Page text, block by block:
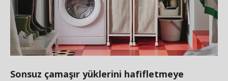
Sonsuz çamaşır yüklerini hafifletmeye